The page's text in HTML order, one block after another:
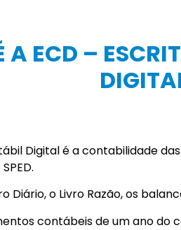
A ECD –
Digital é a contabilidade
Diário, o Livro Razão, os
contábeis de um ano do